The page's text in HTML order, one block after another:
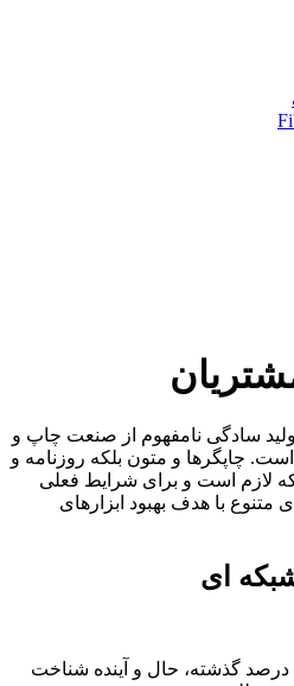
سادگی نامفهوم از صنعت چاپ و
چاپگرها و متون بلکه روزنامه و
لازم است و برای شرایط فعلی
متنوع با هدف بهبود ابزارهای
ای
گذشته، حال و آینده شناخت